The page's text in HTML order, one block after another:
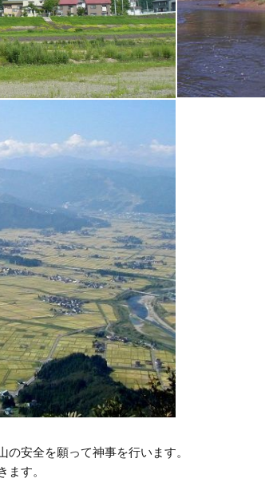
安全を願って神事を行います。
す。